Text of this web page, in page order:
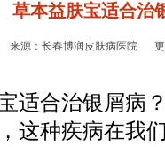
草本益肤宝适合治
来源：长春博润皮肤病医院
适合治银屑病
这种疾病在我